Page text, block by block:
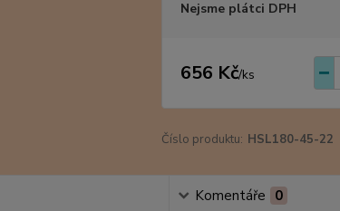
Nejsme plátci DPH
656 Kč/ks
Číslo produktu: HSL180-45-22
Komentáře 0